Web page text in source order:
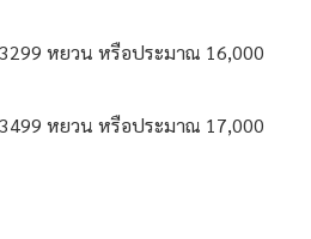
หยวน หรือประมาณ 16,000
หยวน หรือประมาณ 17,000